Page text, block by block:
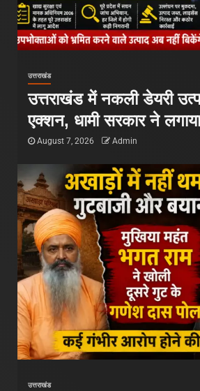
उत्तराखंड
उत्तराखंड में नकली डेयरी
एक्शन, धामी सरकार ने
August 7, 2026 Admin
उत्तराखंड